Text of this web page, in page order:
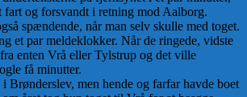
fart og forsvandt i retning mod Aalborg.
spændende, når man selv skulle med toget.
et par meldeklokker. Når de ringede, vidste
enten Vrå eller Tylstrup og det ville
få minutter.
Brønderslev, men hende og farfar havde boet